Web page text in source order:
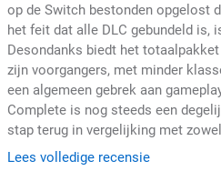
op de Switch bestonden opgelost
het feit dat alle DLC gebundeld is,
Desondanks biedt het
zijn voorgangers, met minder
een algemeen gebrek aan
Complete is nog steeds een
stap terug in vergelijking met
Lees volledige recensie